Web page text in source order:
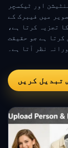
اور ٹیکسچر
میں فیبرک کے
تجزیہ کرتا ہے،
کرتا ہے جو حقیقت
نظر آتا ہے۔
تبدیل کریں